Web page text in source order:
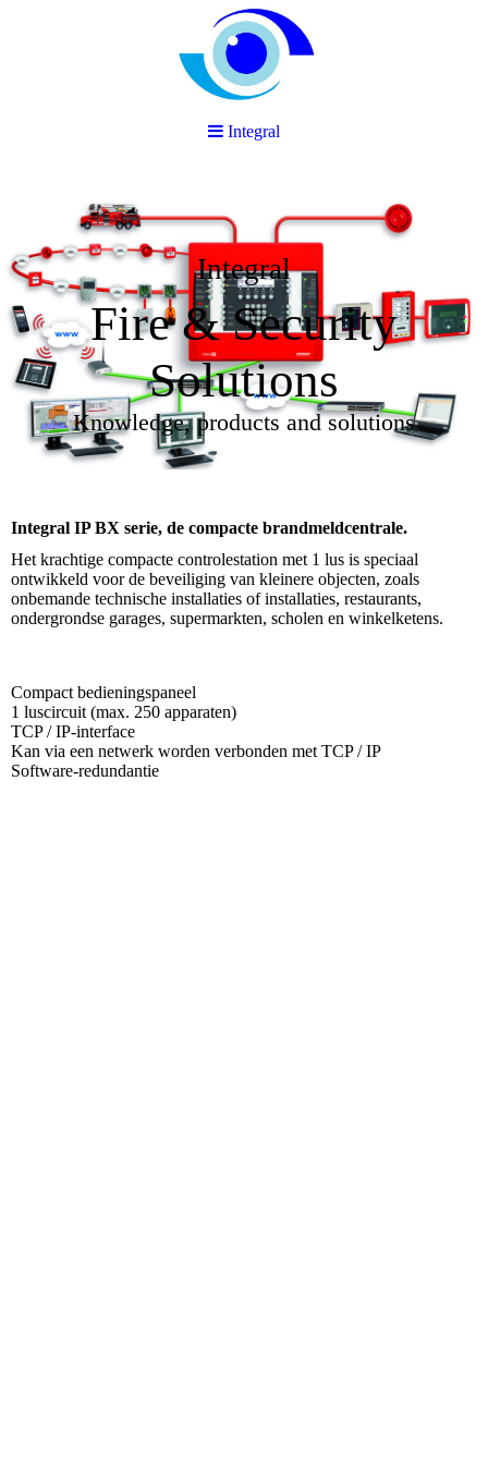
Integral
Fire & Security
Solutions
Knowledge, products and solutions
Integral IP BX serie, de compacte brandmeldcentrale.
Het krachtige compacte controlestation met 1 lus is speciaal
ontwikkeld voor de beveiliging van kleinere objecten, zoals
onbemande technische installaties of installaties, restaurants,
ondergrondse garages, supermarkten, scholen en winkelketens.
Compact bedieningspaneel
1 luscircuit (max. 250 apparaten)
TCP / IP-interface
Kan via een netwerk worden verbonden met TCP / IP
Software-redundantie
Integral